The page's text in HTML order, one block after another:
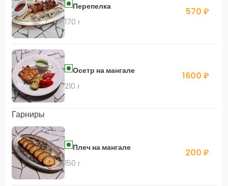
Перепелка
170 г
570 ₽
Осетр на мангале
210 г
1600 ₽
Гарниры
Плеч на мангале
150 г
200 ₽